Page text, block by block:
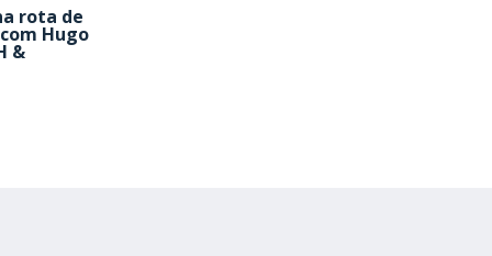
rota de
Hugo
&